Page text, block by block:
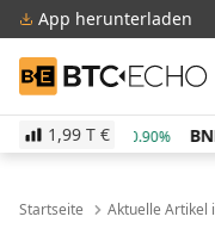
App herunterladen
BTC-ECHO
1,99 T €
€ 0.90% BNB-
Startseite Aktuelle Artikel